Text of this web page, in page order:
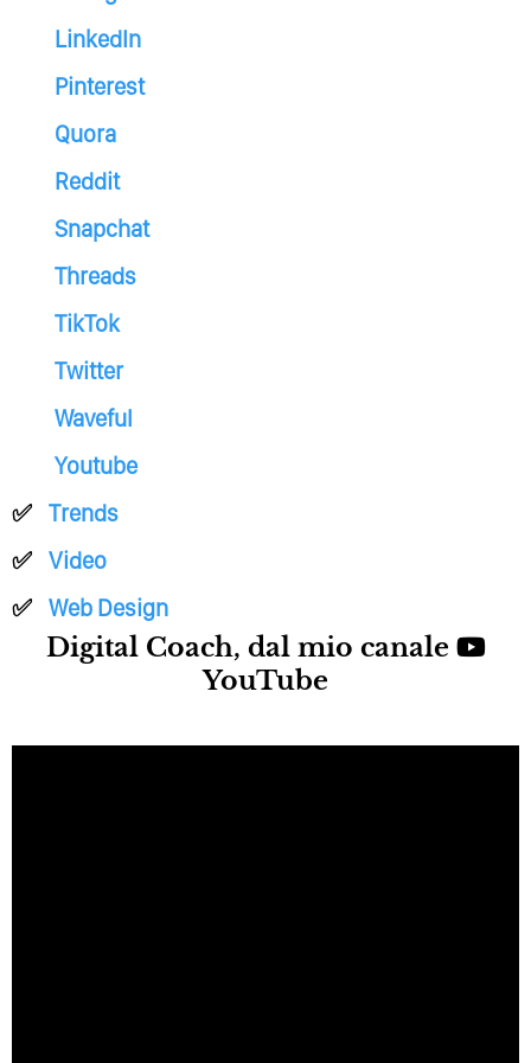
LinkedIn
Pinterest
Quora
Reddit
Snapchat
Threads
TikTok
Twitter
Waveful
Youtube
Trends
Video
Web Design
Digital Coach, dal mio canale
YouTube